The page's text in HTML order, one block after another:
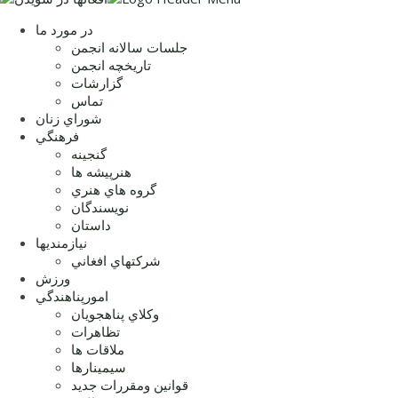
در مورد ما
جلسات سالانه انجمن
تاریخچه انجمن
گزارشات
تماس
شوراي زنان
فرهنگي
گنجينه
هنرپيشه ها
گروه هاي هنري
نويسندگان
داستان
نيازمنديها
شرکتهاي افغاني
ورزش
امورپناهندگي
وکلاي پناهجويان
تظاهرات
ملاقات ها
سيمينارها
قوانين ومقررات جديد